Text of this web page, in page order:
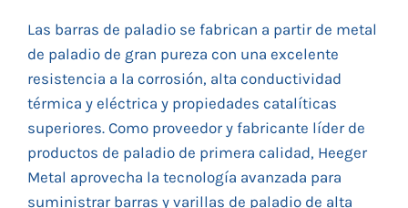
Las barras de paladio se fabrican a partir de metal
de paladio de gran pureza con una excelente
resistencia a la corrosión, alta conductividad
térmica y eléctrica y propiedades catalíticas
superiores. Como proveedor y fabricante líder de
productos de paladio de primera calidad, Heeger
Metal aprovecha la tecnología avanzada para
suministrar barras y varillas de paladio de alta